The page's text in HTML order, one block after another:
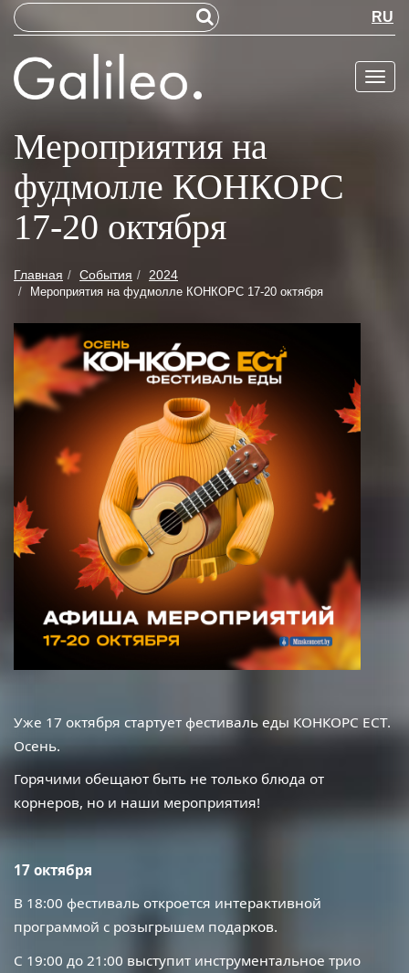
RU
Меню
Мероприятия на
фудмолле КОНКОРС
17-20 октября
Главная События 2024
Мероприятия на фудмолле КОНКОРС 17-20 октября
Уже 17 октября стартует фестиваль еды КОНКОРС ЕСТ.
Осень.
Горячими обещают быть не только блюда от
корнеров, но и наши мероприятия!
17 октября
В 18:00 фестиваль откроется интерактивной
программой с розыгрышем подарков.
С 19:00 до 21:00 выступит инструментальное трио